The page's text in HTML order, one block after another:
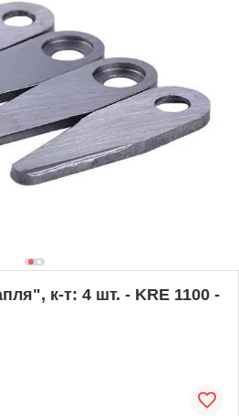
к-т: 4 шт. - KRE 1100 -